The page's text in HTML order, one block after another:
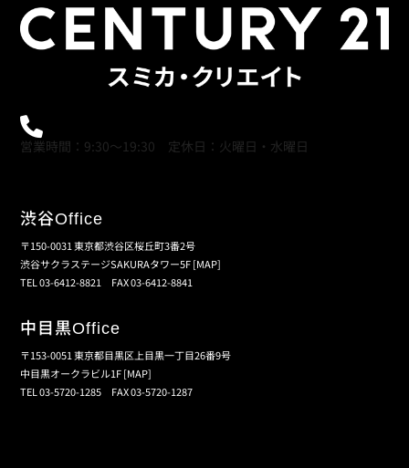
営業時間：9:30～19:30 定休日：火曜日・水曜日
渋谷Office
〒150-0031 東京都渋谷区桜丘町3番2号
渋谷サクラステージSAKURAタワー5F[MAP]
TEL 03-6412-8821 FAX 03-6412-8841
中目黒Office
〒153-0051 東京都目黒区上目黒一丁目26番9号
中目黒オークラビル1F[MAP]
TEL 03-5720-1285 FAX 03-5720-1287